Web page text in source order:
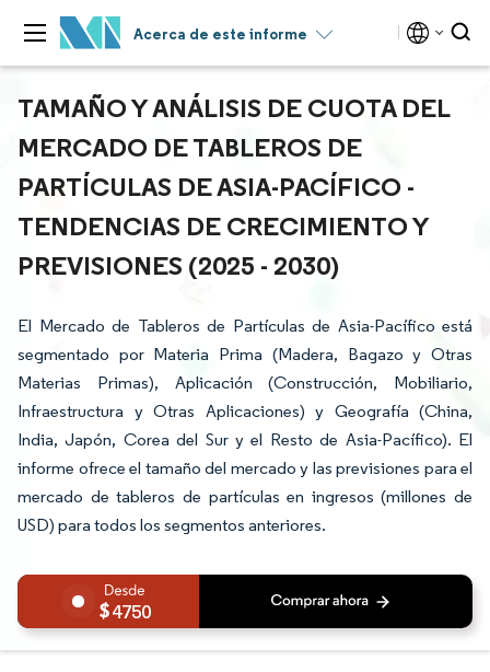
Acerca de este informe
TAMAÑO Y ANÁLISIS DE CUOTA DEL
MERCADO DE TABLEROS DE
PARTÍCULAS DE ASIA-PACÍFICO -
TENDENCIAS DE CRECIMIENTO Y
PREVISIONES (2025 - 2030)
El Mercado de Tableros de Partículas de Asia-Pacífico está
segmentado por Materia Prima (Madera, Bagazo y Otras
Materias Primas), Aplicación (Construcción, Mobiliario,
Infraestructura y Otras Aplicaciones) y Geografía (China,
India, Japón, Corea del Sur y el Resto de Asia-Pacífico). El
informe ofrece el tamaño del mercado y las previsiones para el
mercado de tableros de partículas en ingresos (millones de
USD) para todos los segmentos anteriores.
4750